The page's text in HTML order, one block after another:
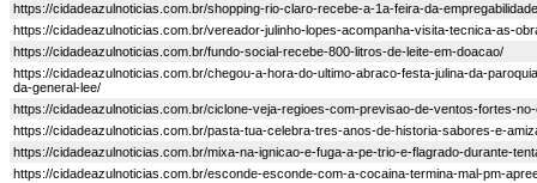
https://cidadeazulnoticias.com.br/shopping-rio-claro-recebe-a-1a-feira-da-
https://cidadeazulnoticias.com.br/vereador-julinho-lopes-acompanha-visita-tecnica-as-
https://cidadeazulnoticias.com.br/fundo-social-recebe-800-litros-de-leite-em-doacao/
https://cidadeazulnoticias.com.br/chegou-a-hora-do-ultimo-abraco-festa-julina-da-
da-general-lee/
https://cidadeazulnoticias.com.br/ciclone-veja-regioes-com-previsao-de-ventos-fortes-
https://cidadeazulnoticias.com.br/pasta-tua-celebra-tres-anos-de-historia-sabores-e-
https://cidadeazulnoticias.com.br/mixa-na-ignicao-e-fuga-a-pe-trio-e-flagrado-durante-
https://cidadeazulnoticias.com.br/esconde-esconde-com-a-cocaina-termina-mal-pm-